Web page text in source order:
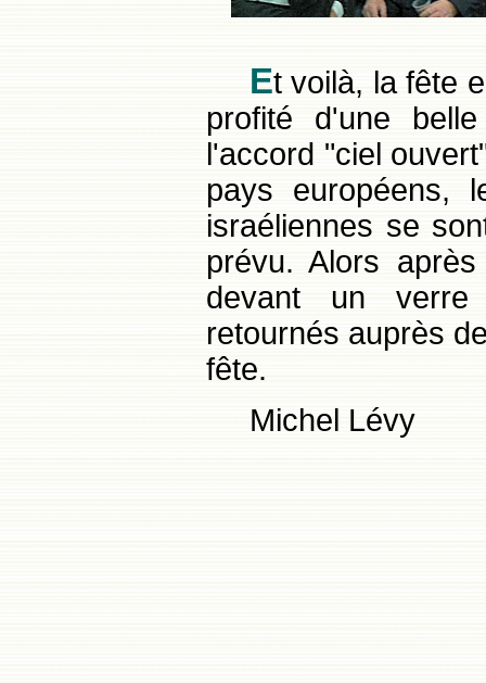
Et voilà, la fête
profité d'une
l'accord "ciel
pays européens,
israéliennes se
prévu. Alors
devant un verre
retournés auprès
fête.
Michel Lévy